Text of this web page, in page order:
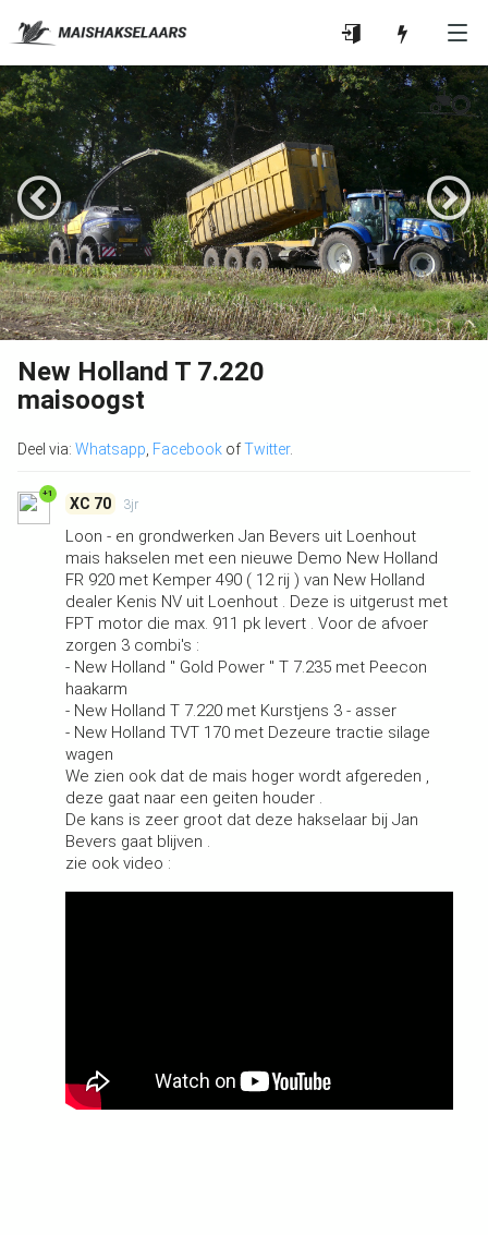
New Holland T 7.220
maisoogst
Deel via: Whatsapp Facebook ofTwitter.
+1
XC 70 3jr
Loon - en grondwerken Jan Bevers uit Loenhout
mais hakselen met een nieuwe Demo New Holland
FR 920 met Kemper 490 ( 12 rij ) van New Holland
dealer Kenis NV uit Loenhout . Deze is uitgerust met
FPT motor die max. 911 pk levert . Voor de afvoer
zorgen 3 combi's :
- New Holland " Gold Power " T 7.235 met Peecon
haakarm
- New Holland T 7.220 met Kurstjens 3 - asser
- New Holland TVT 170 met Dezeure tractie silage
wagen
We zien ook dat de mais hoger wordt afgereden ,
deze gaat naar een geiten houder .
De kans is zeer groot dat deze hakselaar bij Jan
Bevers gaat blijven .
zie ook video :